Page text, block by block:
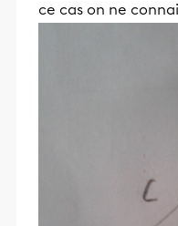
ce cas on ne